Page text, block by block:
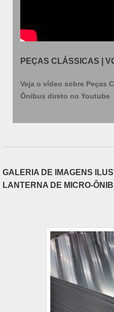
PEÇAS CLÁSSICAS |
Veja o vídeo sobre Peças
Ônibus direto no Youtube
GALERIA DE IMAGENS
LANTERNA DE MICRO-